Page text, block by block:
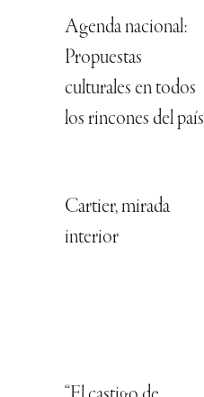
Agenda nacional:
Propuestas
culturales en todos
los rincones del país
Cartier, mirada
interior